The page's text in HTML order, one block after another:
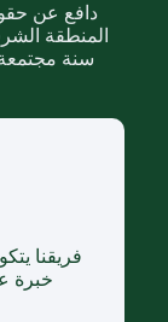
دافع عن
سنة
فريقنا
خبرة